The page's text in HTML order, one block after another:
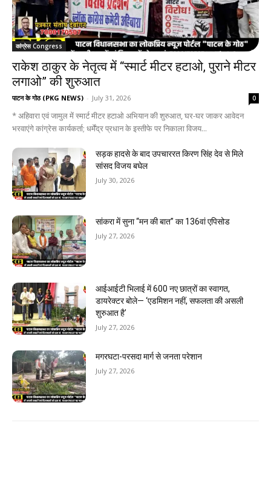
कांग्रेस Congress
राकेश ठाकुर के नेतृत्व में “स्मार्ट मीटर हटाओ, पुराने मीटर
लगाओ” की शुरुआत
पाटन के गोठ (PKG NEWS) - July 31, 2026 0
* अहिवारा एवं जामुल में स्मार्ट मीटर हटाओ अभियान की शुरुआत, घर-घर जाकर आवेदन
भरवाएंगे कांग्रेस कार्यकर्ता; धर्मेंद्र प्रधान के इस्तीफे पर निकाला विजय...
सड़क हादसे के बाद उपचाररत किरण सिंह देव से मिले
सांसद विजय बघेल
July 30, 2026
सांकरा में सुना “मन की बात” का 136वां एपिसोड
July 27, 2026
आईआईटी भिलाई में 600 नए छात्रों का स्वागत,
डायरेक्टर बोले— ‘एडमिशन नहीं, सफलता की असली
शुरुआत है’
July 27, 2026
मगरघटा-परसदा मार्ग से जनता परेशान
July 27, 2026